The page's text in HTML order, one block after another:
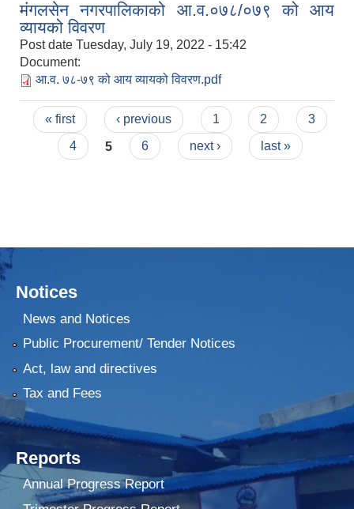
मंगलसेन नगरपालिकाको आ.व.०७८/०७९ को आय
व्यायको विवरण
Post date Tuesday, July 19, 2022 - 15:42
Document:
आ.व. ७८-७९ को आय व्यायको विवरण.pdf
Pages
« first ‹ previous 1 2
3
4
5 6 next › last »
Notices
News and Notices
Public Procurement/ Tender Notices
Act, law and directives
Tax and Fees
Reports
Annual Progress Report